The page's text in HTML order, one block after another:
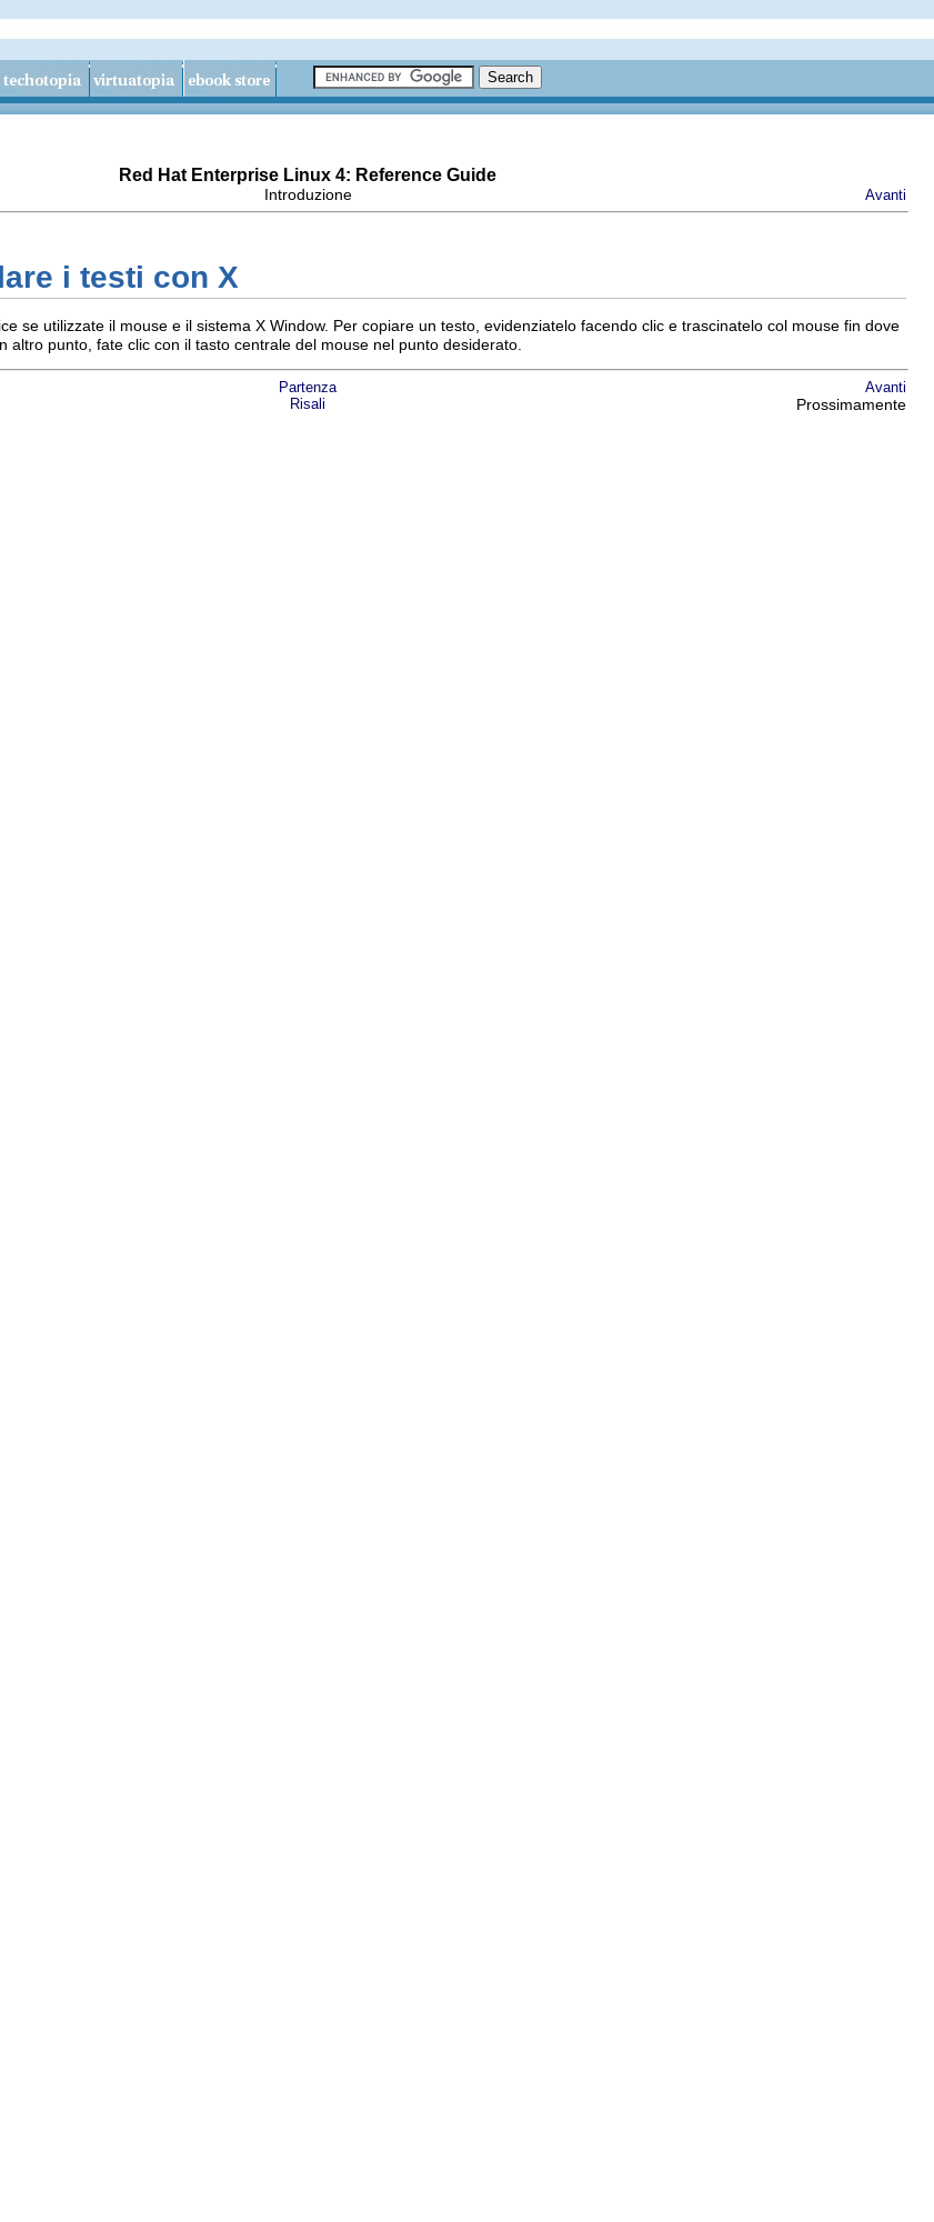
Red Hat Enterprise Linux 4: Reference Guide
Introduzione Avanti
i testi con X
se utilizzate il mouse e il sistema X Window. Per copiare un testo, evidenziatelo facendo clic e trascinatelo col mouse fin dove
altro punto, fate clic con il tasto centrale del mouse nel punto desiderato.
Partenza Avanti
Risali Prossimamente